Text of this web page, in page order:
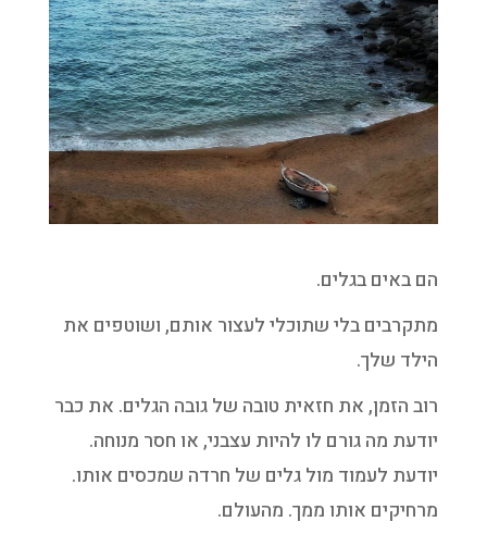
הם באים בגלים.
מתקרבים בלי שתוכלי לעצור אותם, ושוטפים את
הילד שלך.
רוב הזמן, את חזאית טובה של גובה הגלים. את כבר
יודעת מה גורם לו להיות עצבני, או חסר מנוחה.
יודעת לעמוד מול גלים של חרדה שמכסים אותו.
מרחיקים אותו ממך. מהעולם.